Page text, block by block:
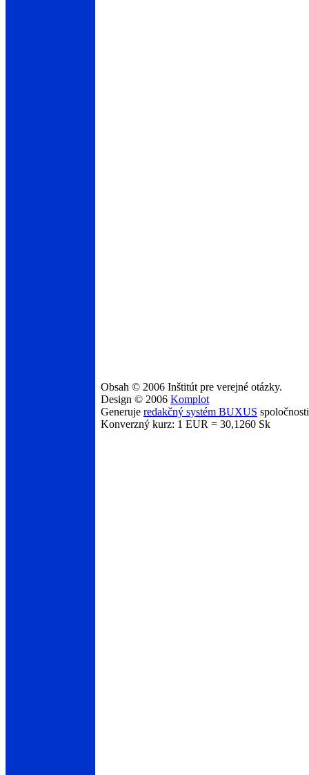
Obsah © 2006 Inštitút pre verejné otázky.
Design © 2006 Komplot
Generuje redakčný systém BUXUS
Konverzný kurz: 1 EUR = 30,1260 Sk